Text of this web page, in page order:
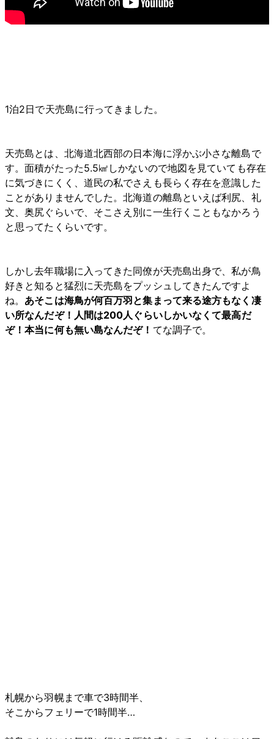
1泊2日で天売島に行ってきました。
天売島とは、北海道北西部の日本海に浮かぶ小さな離島で
す。面積がたった5.5㎢しかないので地図を見ていても存在
に気づきにくく、道民の私でさえも長らく存在を意識した
ことがありませんでした。北海道の離島といえば利尻、礼
文、奥尻ぐらいで、そこさえ別に一生行くこともなかろう
と思ってたくらいです。
しかし去年職場に入ってきた同僚が天売島出身で、私が鳥
好きと知ると猛烈に天売島をプッシュしてきたんですよ
ね。 あそこは海鳥が何百万羽と集まって来る途方もなく凄
い所なんだぞ！人間は200人ぐらいしかいなくて最高だ
ぞ！本当に何も無い島なんだぞ！ てな調子で。
札幌から羽幌まで車で3時間半、
そこからフェリーで1時間半…